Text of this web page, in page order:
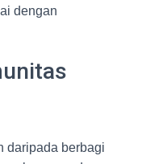
dengan
daripada berbagi